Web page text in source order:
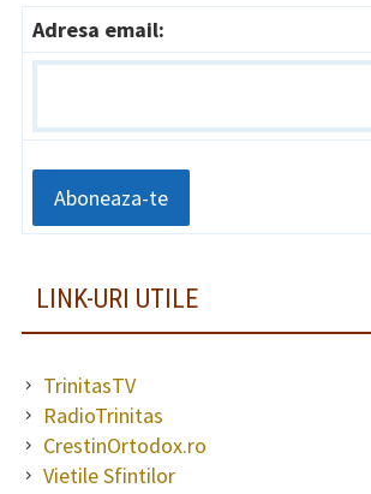
Adresa email:
LINK-URI UTILE
TrinitasTV
RadioTrinitas
CrestinOrtodox.ro
Vietile Sfintilor